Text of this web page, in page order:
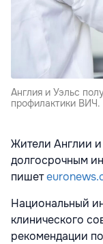
Англия и Уэльс
профилактики ВИЧ.
Жители Англии и
долгосрочным
пишет
Национальный
клинического
рекомендации